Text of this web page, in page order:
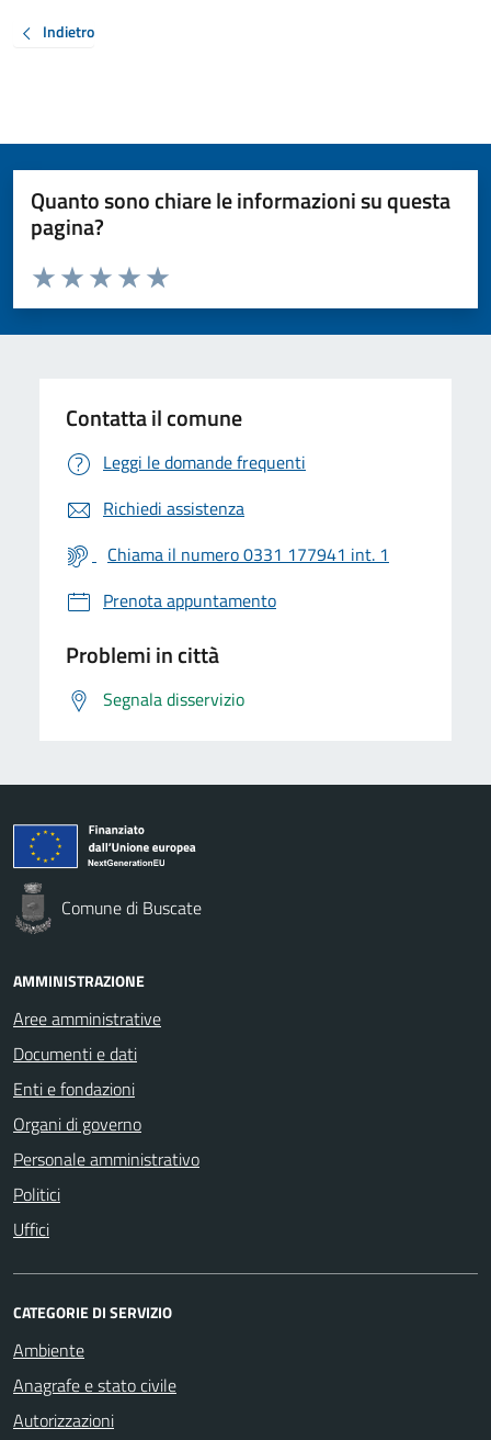
Indietro
Quanto sono chiare le informazioni su questa
pagina?
Valuta da 1 a 5 stelle la pagina
Valuta 5 stelle su 5
Valuta 4 stelle su 5
Valuta 3 stelle su 5
Valuta 2 stelle su 5
Valuta 1 stelle su 5
Contatta il comune
Leggi le domande frequenti
Richiedi assistenza
Chiama il numero 0331 177941 int. 1
Prenota appuntamento
Problemi in città
Segnala disservizio
Comune di Buscate
AMMINISTRAZIONE
Aree amministrative
Documenti e dati
Enti e fondazioni
Organi di governo
Personale amministrativo
Politici
Uffici
CATEGORIE DI SERVIZIO
Ambiente
Anagrafe e stato civile
Autorizzazioni